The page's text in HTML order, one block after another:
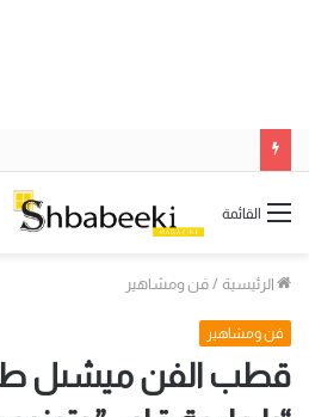
القائمة
الرئيسية / فن ومشاهير
فن ومشاهير
قطب الفن ميشىل